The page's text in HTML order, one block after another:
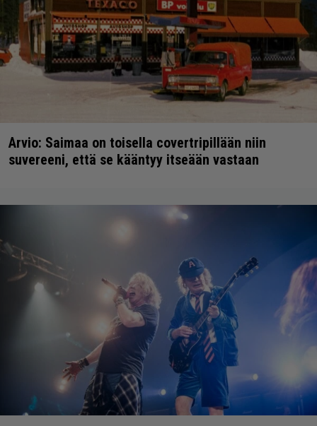
Arvio: Saimaa on toisella covertripillään niin
suvereeni, että se kääntyy itseään vastaan